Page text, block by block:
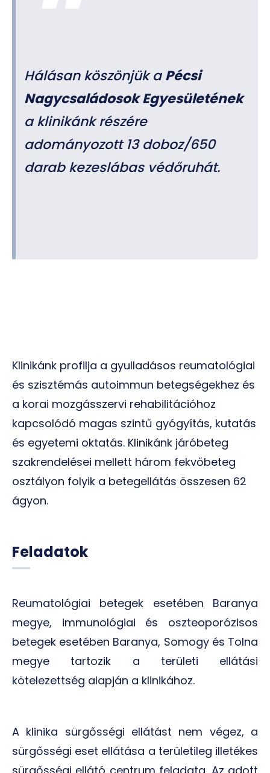
Hálásan köszönjük aPécsi
Nagycsaládosok Egyesületének
a klinikánk részére
adományozott 13 doboz/650
darab kezeslábas védőruhát.
Klinikánk profilja a gyulladásos reumatológiai
és szisztémás autoimmun betegségekhez és
a korai mozgásszervi rehabilitációhoz
kapcsolódó magas szintű gyógyítás, kutatás
és egyetemi oktatás. Klinikánk járóbeteg
szakrendelései mellett három fekvőbeteg
osztályon folyik a betegellátás összesen 62
ágyon.
Feladatok
Reumatológiai betegek esetében Baranya
megye, immunológiai és oszteoporózisos
betegek esetében Baranya, Somogy és Tolna
megye tartozik a területi ellátási
kötelezettség alapján a klinikához.
A klinika sürgősségi ellátást nem végez, a
sürgősségi eset ellátása a területileg illetékes